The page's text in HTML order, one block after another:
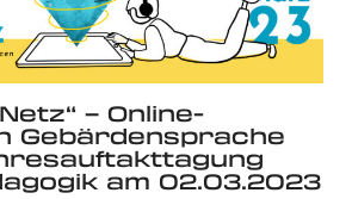
– Online-
Gebärdensprache
am 02.03.2023